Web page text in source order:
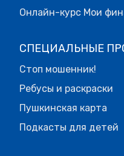
Онлайн-курс Мои
СПЕЦИАЛЬНЫЕ
Стоп мошенник!
Ребусы и раскраски
Пушкинская карта
Подкасты для детей